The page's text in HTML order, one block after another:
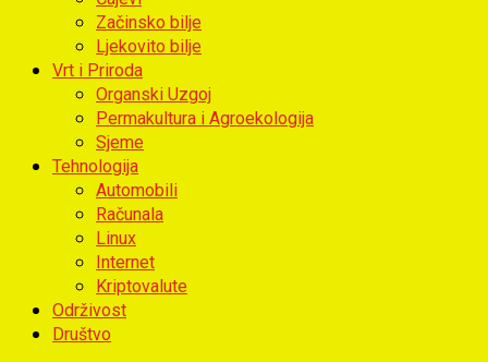
Začinsko bilje
Ljekovito bilje
Vrt i Priroda
Organski Uzgoj
Permakultura i Agroekologija
Sjeme
Tehnologija
Automobili
Računala
Linux
Internet
Kriptovalute
Održivost
Društvo